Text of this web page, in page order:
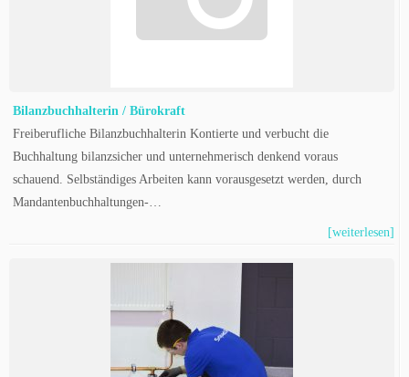
Bilanzbuchhalterin / Bürokraft
Freiberufliche Bilanzbuchhalterin Kontierte und verbucht die
Buchhaltung bilanzsicher und unternehmerisch denkend voraus
schauend. Selbständiges Arbeiten kann vorausgesetzt werden, durch
Mandantenbuchhaltungen-…
[weiterlesen]